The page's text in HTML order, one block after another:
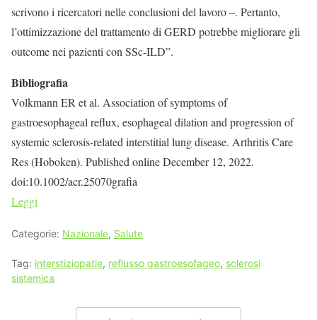
scrivono i ricercatori nelle conclusioni del lavoro –. Pertanto,
l’ottimizzazione del trattamento di GERD potrebbe migliorare gli
outcome nei pazienti con SSc-ILD”.
Bibliografia
Volkmann ER et al. Association of symptoms of
gastroesophageal reflux, esophageal dilation and progression of
systemic sclerosis-related interstitial lung disease. Arthritis Care
Res (Hoboken). Published online December 12, 2022.
doi:10.1002/acr.25070grafia
Leggi
Categorie: Nazionale, Salute
Tag: interstiziopatie, reflusso gastroesofageo, sclerosi
sistemica